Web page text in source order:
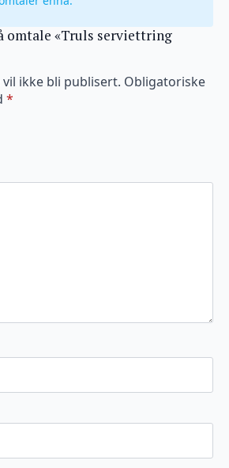
omtale «Truls serviettring
ikke bli publisert. Obligatoriske
*